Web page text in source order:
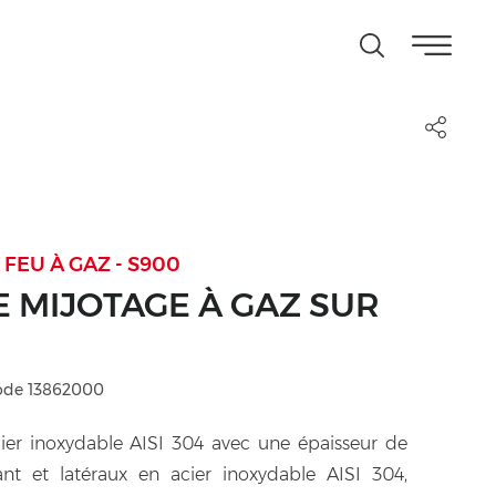
À GAZ - S900
MIJOTAGE À GAZ SUR
13862000
inoxydable AISI 304 avec une épaisseur de
et latéraux en acier inoxydable AISI 304,